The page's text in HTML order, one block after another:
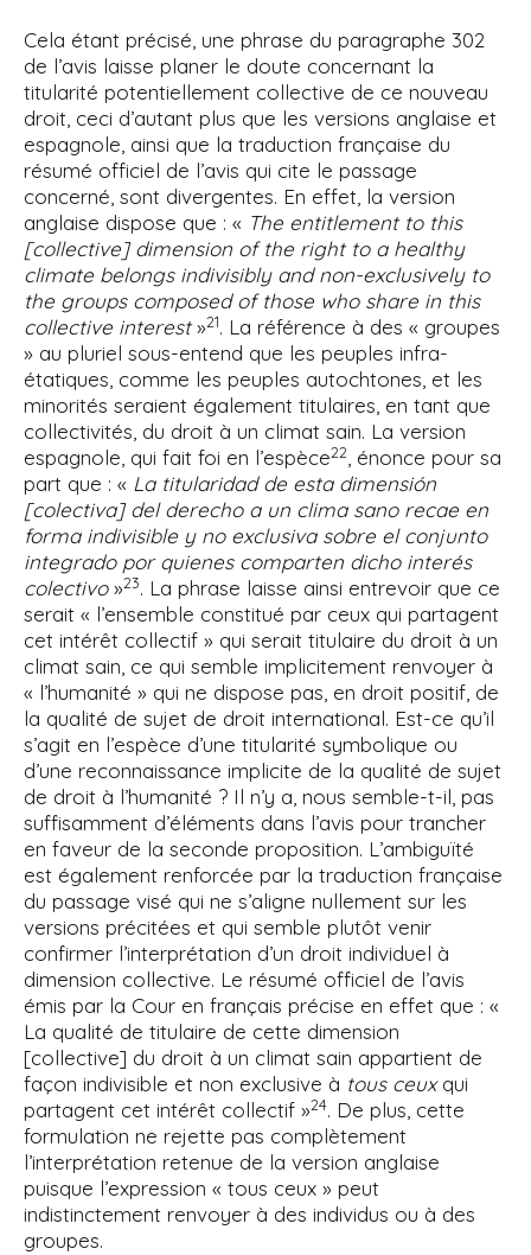
Cela étant précisé, une phrase du paragraphe 302
de l’avis laisse planer le doute concernant la
titularité potentiellement collective de ce nouveau
droit, ceci d’autant plus que les versions anglaise et
espagnole, ainsi que la traduction française du
résumé officiel de l’avis qui cite le passage
concerné, sont divergentes. En effet, la version
anglaise dispose que : « The entitlement to this
[collective] dimension of the right to a healthy
climate belongs indivisibly and non-exclusively to
the groups composed of those who share in this
collective interest»21. La référence à des « groupes
» au pluriel sous-entend que les peuples infra-
étatiques, comme les peuples autochtones, et les
minorités seraient également titulaires, en tant que
collectivités, du droit à un climat sain. La version
espagnole, qui fait foi en l’espèce22, énonce pour sa
part que : « La titularidad de esta dimensión
[colectiva] del derecho a un clima sano recae en
forma indivisible y no exclusiva sobre el conjunto
integrado por quienes comparten dicho interés
colectivo»23. La phrase laisse ainsi entrevoir que ce
serait « l’ensemble constitué par ceux qui partagent
cet intérêt collectif » qui serait titulaire du droit à un
climat sain, ce qui semble implicitement renvoyer à
« l’humanité » qui ne dispose pas, en droit positif, de
la qualité de sujet de droit international. Est-ce qu’il
s’agit en l’espèce d’une titularité symbolique ou
d’une reconnaissance implicite de la qualité de sujet
de droit à l’humanité ? Il n’y a, nous semble-t-il, pas
suffisamment d’éléments dans l’avis pour trancher
en faveur de la seconde proposition. L’ambiguïté
est également renforcée par la traduction française
du passage visé qui ne s’aligne nullement sur les
versions précitées et qui semble plutôt venir
confirmer l’interprétation d’un droit individuel à
dimension collective. Le résumé officiel de l’avis
émis par la Cour en français précise en effet que : «
La qualité de titulaire de cette dimension
[collective] du droit à un climat sain appartient de
façon indivisible et non exclusive à tous ceuxqui
partagent cet intérêt collectif »24. De plus, cette
formulation ne rejette pas complètement
l’interprétation retenue de la version anglaise
puisque l’expression « tous ceux » peut
indistinctement renvoyer à des individus ou à des
groupes.